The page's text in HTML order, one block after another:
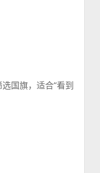
国旗，适合“看到